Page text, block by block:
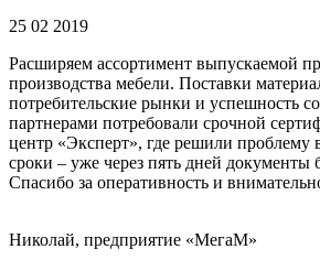
25 02 2019
Расширяем ассортимент выпускаемой
производства мебели. Поставки
потребительские рынки и успешность
партнерами потребовали срочной
центр «Эксперт», где решили проблему
сроки – уже через пять дней документы
Спасибо за оперативность и
Николай, предприятие «МегаМ»